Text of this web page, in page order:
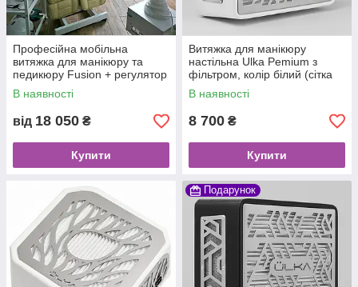
Професійна мобільна
витяжка для манікюру та
педикюру Fusion + регулятор
швидкості
В наявності
від 18 050 ₴
Купити
Витяжка для манікюру
настільна Ulka Pemium з
фільтром, колір білий (сітка
металік)
В наявності
8 700 ₴
Купити
Подарунок